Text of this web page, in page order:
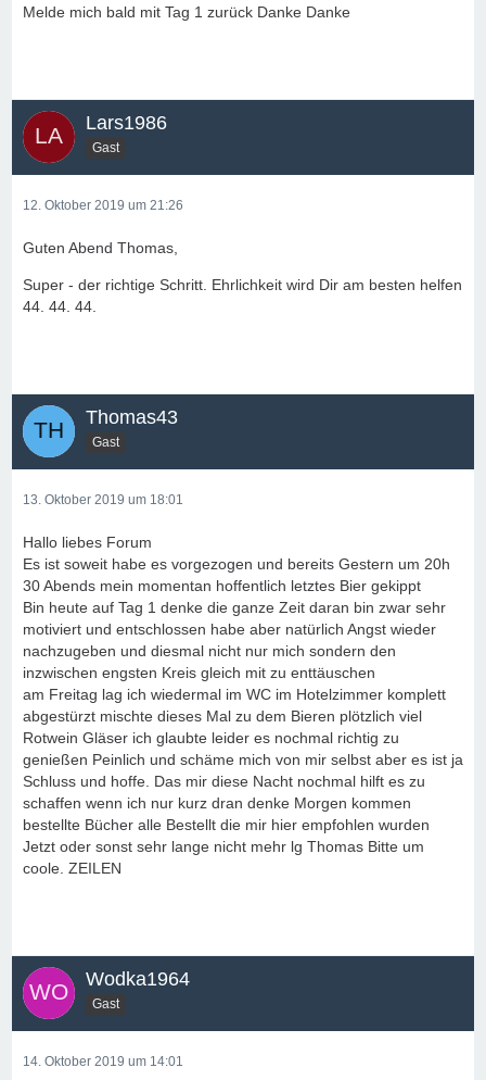
Melde mich bald mit Tag 1 zurück Danke Danke
Lars1986
Gast
12. Oktober 2019 um 21:26
Guten Abend Thomas,
Super - der richtige Schritt. Ehrlichkeit wird Dir am besten helfen
44. 44. 44.
Thomas43
Gast
13. Oktober 2019 um 18:01
Hallo liebes Forum
Es ist soweit habe es vorgezogen und bereits Gestern um 20h
30 Abends mein momentan hoffentlich letztes Bier gekippt
Bin heute auf Tag 1 denke die ganze Zeit daran bin zwar sehr
motiviert und entschlossen habe aber natürlich Angst wieder
nachzugeben und diesmal nicht nur mich sondern den
inzwischen engsten Kreis gleich mit zu enttäuschen
am Freitag lag ich wiedermal im WC im Hotelzimmer komplett
abgestürzt mischte dieses Mal zu dem Bieren plötzlich viel
Rotwein Gläser ich glaubte leider es nochmal richtig zu
genießen Peinlich und schäme mich von mir selbst aber es ist ja
Schluss und hoffe. Das mir diese Nacht nochmal hilft es zu
schaffen wenn ich nur kurz dran denke Morgen kommen
bestellte Bücher alle Bestellt die mir hier empfohlen wurden
Jetzt oder sonst sehr lange nicht mehr lg Thomas Bitte um
coole. ZEILEN
Wodka1964
Gast
14. Oktober 2019 um 14:01